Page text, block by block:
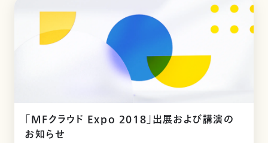
「MFクラウド Expo 2018」出展および講演の
お知らせ